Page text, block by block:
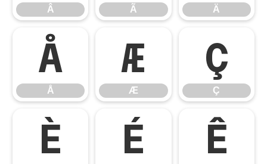
Â Ã Ä
Å
Å
Æ
Æ
Ç
Ç
È É Ê